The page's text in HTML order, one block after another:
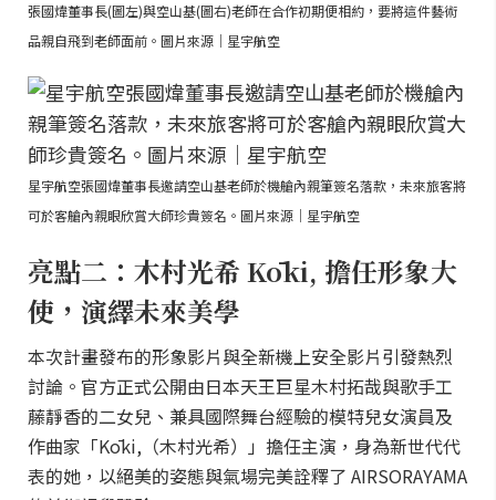
張國煒董事長(圖左)與空山基(圖右)老師在合作初期便相約，要將這件藝術
品親自飛到老師面前。圖片來源｜星宇航空
星宇航空張國煒董事長邀請空山基老師於機艙內親筆簽名落款，未來旅客將
可於客艙內親眼欣賞大師珍貴簽名。圖片來源｜星宇航空
亮點二：木村光希 Kōki, 擔任形象大
使，演繹未來美學
本次計畫發布的形象影片與全新機上安全影片引發熱烈
討論。官方正式公開由日本天王巨星木村拓哉與歌手工
藤靜香的二女兒、兼具國際舞台經驗的模特兒女演員及
作曲家「Kōki,（木村光希）」擔任主演，身為新世代代
表的她，以絕美的姿態與氣場完美詮釋了 AIRSORAYAMA